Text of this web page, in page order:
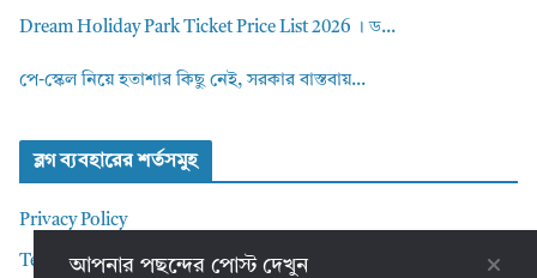
Dream Holiday Park Ticket Price List 2026 । ড...
পে-স্কেল নিয়ে হতাশার কিছু নেই, সরকার বাস্তবায়...
ব্লগ ব্যবহারের শর্তসমুহ
Privacy Policy
Terms and Conditions
আপনার পছন্দের পোস্ট দেখুন